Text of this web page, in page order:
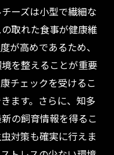
ーズは小型で繊細な
取れた食事が健康維
が高めであるため、
を整えることが重要
チェックを受けるこ
ます。さらに、知多
の飼育情報を得るこ
対策も確実に行えま